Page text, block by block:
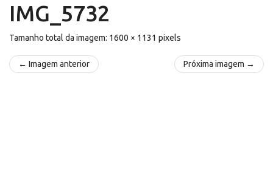
IMG_5732
Tamanho total da imagem: 1600 × 1131 pixels
← Imagem anterior Próxima imagem →